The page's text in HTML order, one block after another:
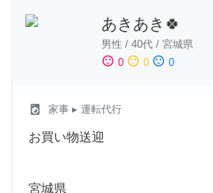
あきあき🍀
男性 / 40代 / 宮城県
sentiment_satisfied 0 sentiment_neutral 0 sentiment_dissatisfied 0
local_laundry_service 家事 ▸ 運転代行
お買い物送迎
宮城県